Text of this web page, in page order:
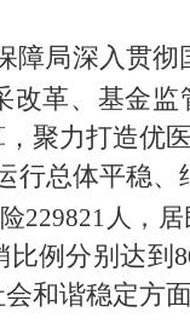
障局深入贯
改革、基金
聚力打造优
行总体平稳
229821 人，
例分别达到
和谐稳定方